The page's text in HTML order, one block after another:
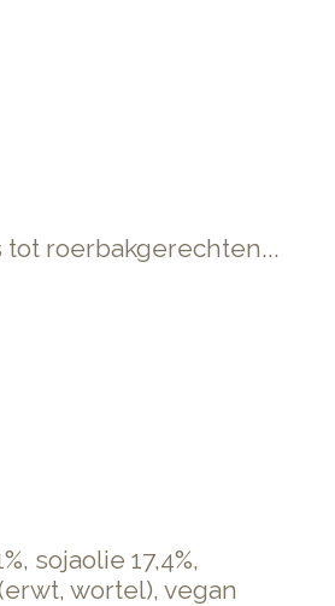
roerbakgerechten...
sojaolie 17,4%,
wortel), vegan